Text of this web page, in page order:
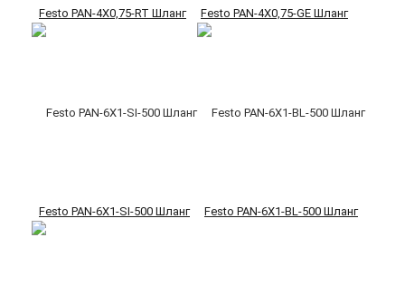
Festo PAN-4X0,75-RT Шланг Festo PAN-4X0,75-GE Шланг
Festo PAN-6X1-SI-500 Шланг Festo PAN-6X1-BL-500 Шланг